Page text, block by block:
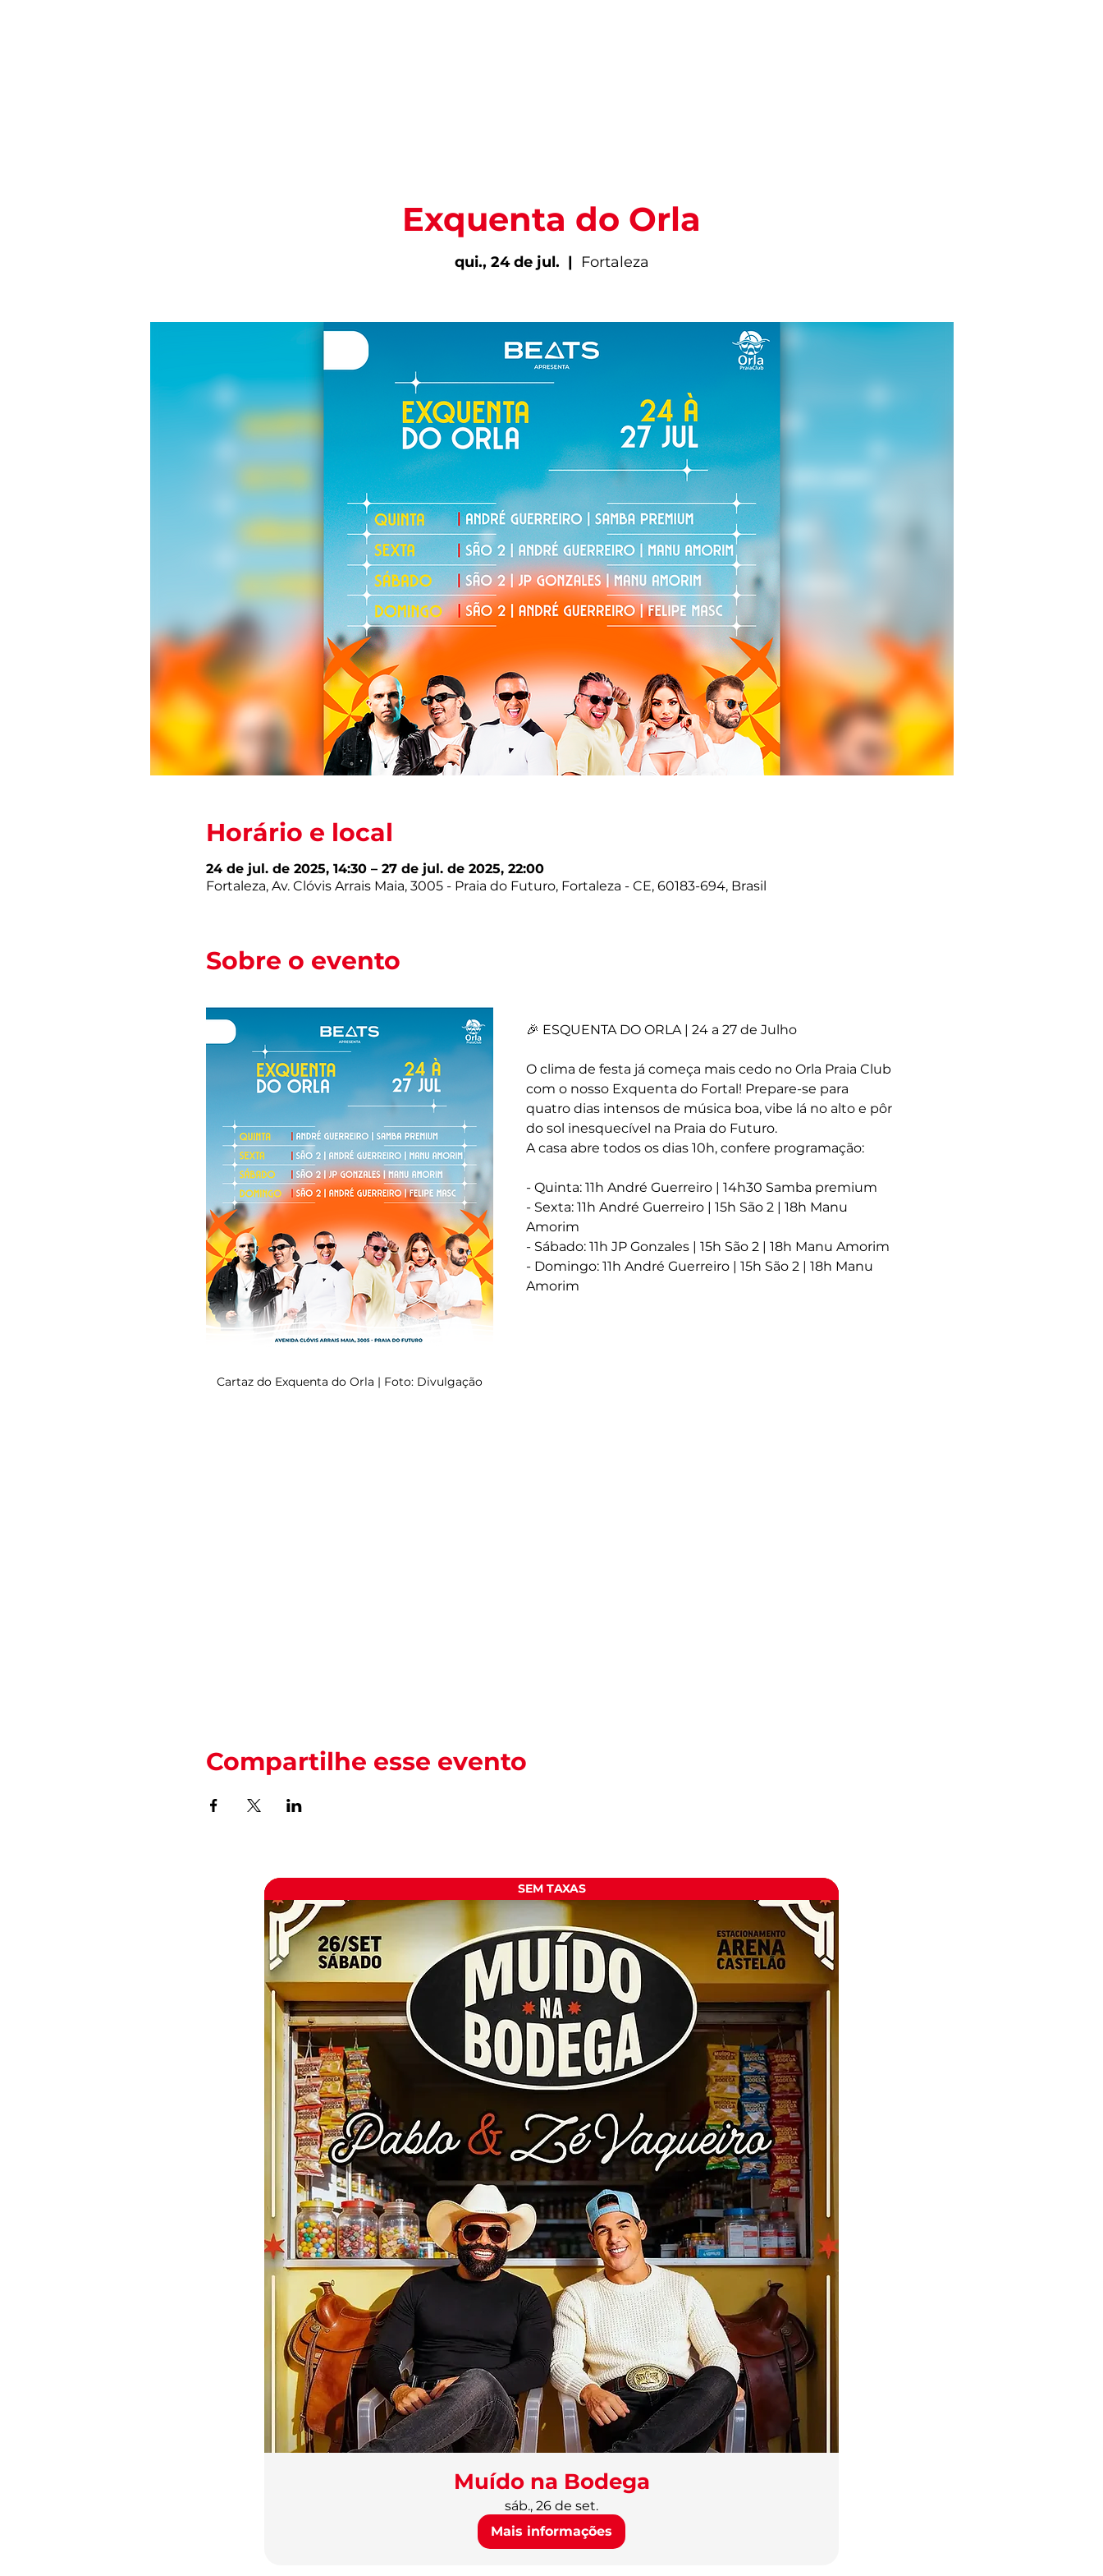
Exquenta do Orla
qui., 24 de jul.
  |
Fortaleza
Horário e local
24 de jul. de 2025, 14:30 – 27 de jul. de 2025, 22:00
Fortaleza, Av. Clóvis Arrais Maia, 3005 - Praia do Futuro, Fortaleza - CE, 60183-694, Brasil
Sobre o evento
Cartaz do Exquenta do Orla | Foto: Divulgação
🎉 ESQUENTA DO ORLA | 24 a 27 de Julho
O clima de festa já começa mais cedo no Orla Praia Club
com o nosso Exquenta do Fortal! Prepare-se para
quatro dias intensos de música boa, vibe lá no alto e pôr
do sol inesquecível na Praia do Futuro.
A casa abre todos os dias 10h, confere programação:
- Quinta: 11h André Guerreiro | 14h30 Samba premium
- Sexta: 11h André Guerreiro | 15h São 2 | 18h Manu
Amorim
- Sábado: 11h JP Gonzales | 15h São 2 | 18h Manu Amorim
- Domingo: 11h André Guerreiro | 15h São 2 | 18h Manu
Amorim
Compartilhe esse evento
SEM TAXAS
Muído na Bodega
sáb., 26 de set.
Mais informações